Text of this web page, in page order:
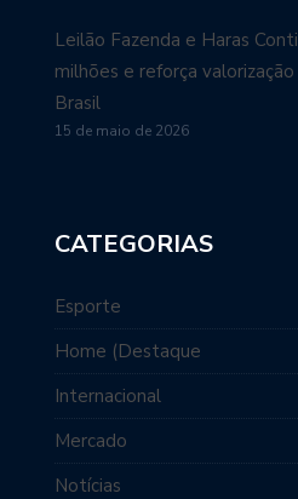
Leilão Fazenda e Haras
milhões e reforça
Brasil
15 de maio de 2026
CATEGORIAS
Esporte
Home (Destaque
Internacional
Mercado
Notícias